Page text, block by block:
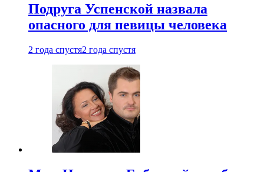
Подруга Успенской назвала
опасного для певицы человека
2 года спустя2 года спустя